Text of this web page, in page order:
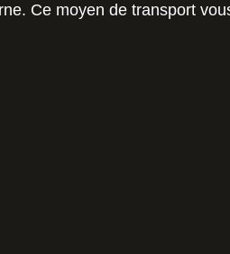
Ce moyen de transport